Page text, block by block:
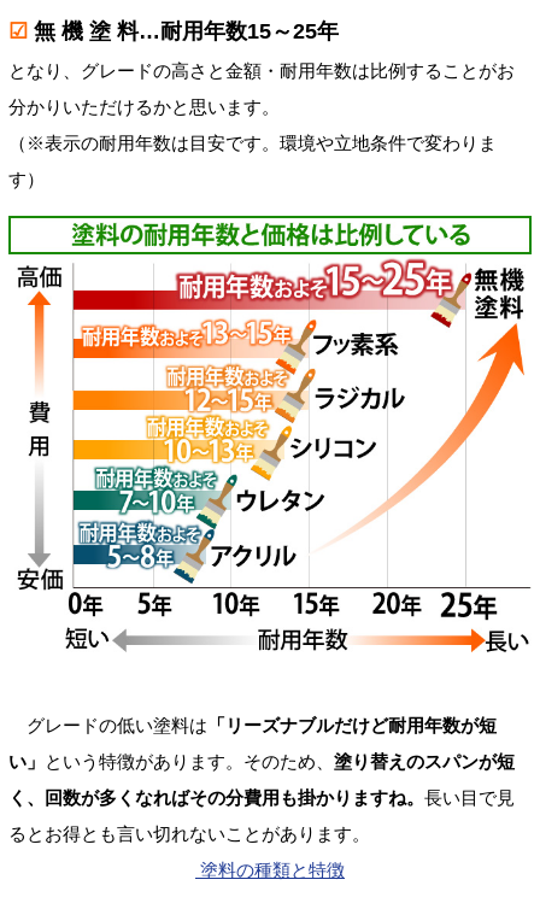
☑ 無 機 塗 料…耐用年数15～25年
となり、グレードの高さと金額・耐用年数は比例することがお
分かりいただけるかと思います。
（※表示の耐用年数は目安です。環境や立地条件で変わりま
す）
グレードの低い塗料は 「リーズナブルだけど耐用年数が短
い」 という特徴があります。そのため、 塗り替えのスパンが短
く、回数が多くなればその分費用も掛かりますね。 長い目で見
るとお得とも言い切れないことがあります。
塗料の種類と特徴